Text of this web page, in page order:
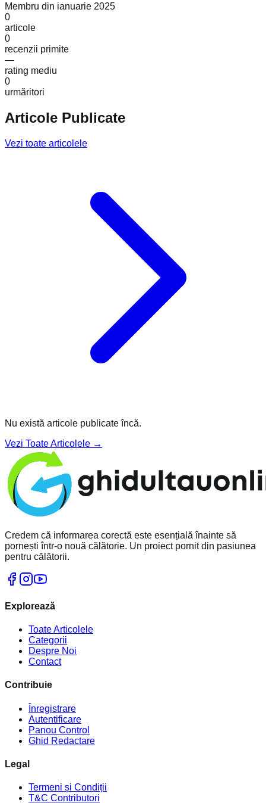
Membru din ianuarie 2025
0
articole
0
recenzii primite
—
rating mediu
0
urmăritori
Articole Publicate
Vezi toate articolele
Nu există articole publicate încă.
Vezi Toate Articolele →
Credem că informarea corectă este esențială înainte să
pornești într-o nouă călătorie. Un proiect pornit din pasiunea
pentru călătorii.
Explorează
Toate Articolele
Categorii
Despre Noi
Contact
Contribuie
Înregistrare
Autentificare
Panou Control
Ghid Redactare
Legal
Termeni și Condiții
T&C Contributori